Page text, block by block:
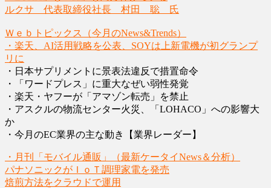
ルクサ 代表取締役社長 村田 聡 氏
Ｗｅｂトピックス（今月のNews&Trends）
・楽天、AI活用戦略を公表、SOYは上新電機が初グランプ
リに
・日本サプリメントに景表法違反で措置命令
・「ワードプレス」に重大なぜい弱性発覚
・楽天・ヤフーが「アマゾン転売」を禁止
・アスクルの物流センター火災、「LOHACO」への影響大
か
・今月のEC業界の主な動き【業界レーダー】
・月刊「モバイル通販」（最新ケータイNews＆分析）
パナソニックがＩｏＴ調理家電を発売
焙煎方法をクラウドで運用